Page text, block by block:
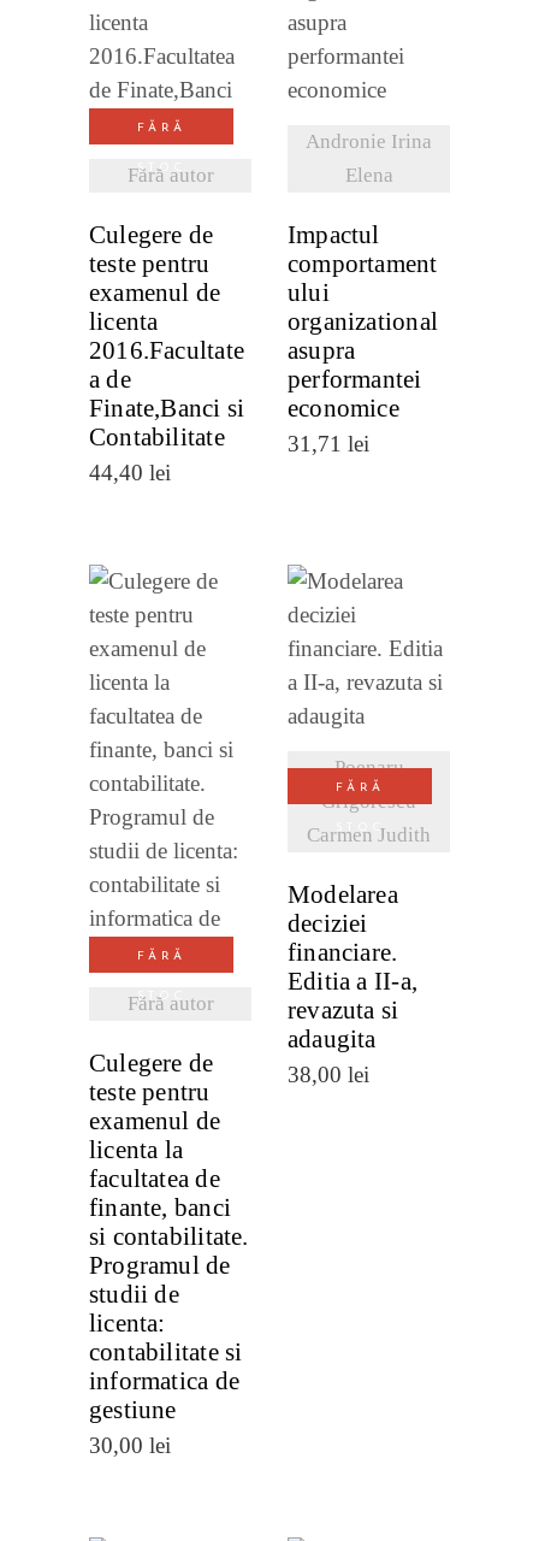
FĂRĂ
STOC
Fără autor
VEZI
DETALII
Culegere de
teste pentru
examenul de
licenta
2016.Facultate
a de
Finate,Banci si
Contabilitate
44,40 lei
Andronie Irina
Elena
VEZI
DETALII
Impactul
comportament
ului
organizational
asupra
performantei
economice
31,71 lei
FĂRĂ
STOC
Fără autor
DETALII
Culegere de
teste pentru
examenul de
licenta la
facultatea de
finante, banci
si contabilitate.
Programul de
studii de
licenta:
contabilitate si
informatica de
gestiune
30,00 lei
FĂRĂ
STOC
Poenaru
Grigorescu
Carmen Judith
VEZI
DETALII
Modelarea
deciziei
financiare.
Editia a II-a,
revazuta si
adaugita
38,00 lei